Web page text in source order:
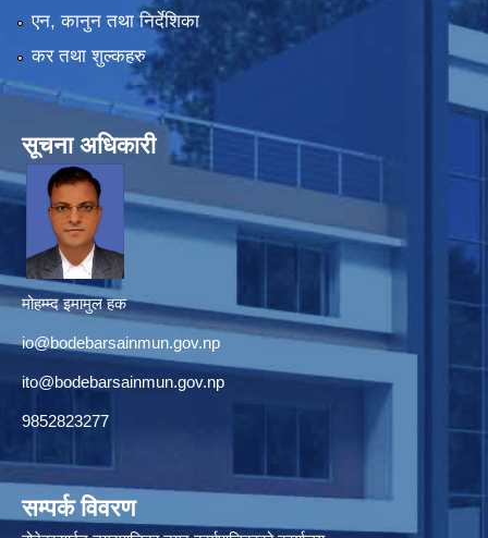
एन, कानुन तथा निर्देशिका
कर तथा शुल्कहरु
सूचना अधिकारी
मोहम्म्द इमामुल हक
io@bodebarsainmun.gov.np
ito@bodebarsainmun.gov.np
9852823277
सम्पर्क विवरण